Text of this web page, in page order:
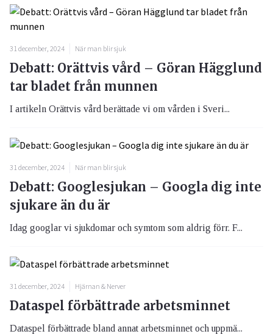
31 december, 2024 När man blir sjuk
Debatt: Orättvis vård – Göran Hägglund
tar bladet från munnen
I artikeln Orättvis vård berättade vi om vården i Sveri...
31 december, 2024 När man blir sjuk
Debatt: Googlesjukan – Googla dig inte
sjukare än du är
Idag googlar vi sjukdomar och symtom som aldrig förr. F...
31 december, 2024 Hjärnan & Nerver
Dataspel förbättrade arbetsminnet
Dataspel förbättrade bland annat arbetsminnet och uppmä...